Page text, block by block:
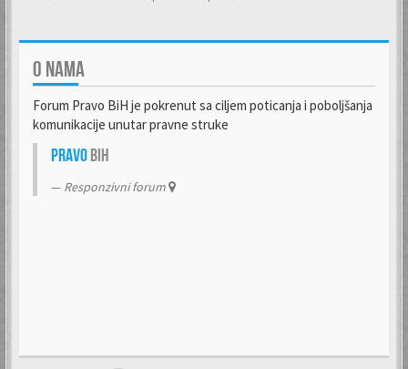
O NAMA
Forum Pravo BiH je pokrenut sa ciljem poticanja i poboljšanja
komunikacije unutar pravne struke
PravoBiH
Responzivni forum